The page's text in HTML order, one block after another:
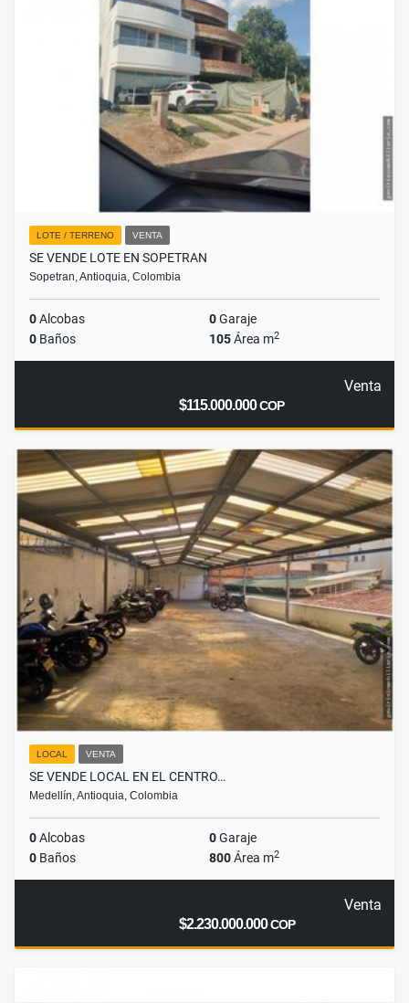
LOTE / TERRENO VENTA
SE VENDE LOTE EN SOPETRAN
Sopetran, Antioquia, Colombia
0Alcobas 0Garaje
0 Baños 105Área m2
Venta
$115.000.000COP
LOCAL VENTA
SE VENDE LOCAL EN EL CENTRO…
Medellín, Antioquia, Colombia
0Alcobas 0Garaje
0 Baños 800Área m2
Venta
$2.230.000.000COP